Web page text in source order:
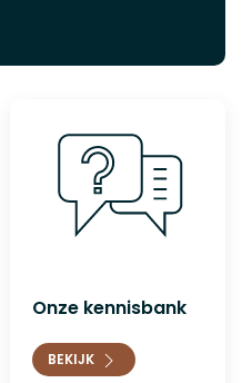
Onze kennisbank
BEKIJK